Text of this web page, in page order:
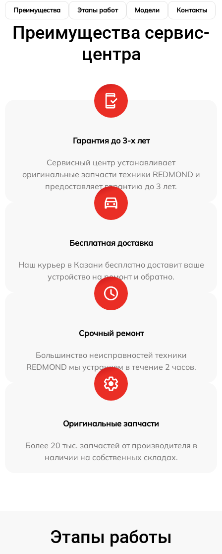
Преимущества Этапы работ Модели Контакты
Преимущества сервис-
центра
Гарантия до 3-х лет
Сервисный центр устанавливает
оригинальные запчасти техники REDMOND и
предоставляет гарантию до 3 лет.
Бесплатная доставка
Наш курьер в Казани бесплатно доставит ваше
устройство на ремонт и обратно.
Срочный ремонт
Большинство неисправностей техники
REDMOND мы устраняем в течение 2 часов.
Оригинальные запчасти
Более 20 тыс. запчастей от производителя в
наличии на собственных складах.
Этапы работы